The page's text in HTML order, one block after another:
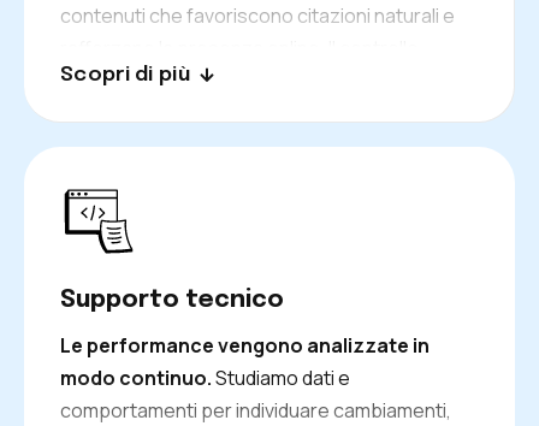
contenuti che favoriscono citazioni naturali e
costante della qualità dei link evita dispersioni e
Scopri di più
Supporto tecnico
Le performance vengono analizzate in
modo continuo.Studiamo dati e
comportamenti per individuare cambiamenti,